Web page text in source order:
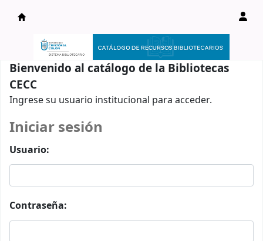
Catálogo en línea
Bienvenido al catálogo de la Bibliotecas
CECC
Ingrese su usuario institucional para acceder.
Iniciar sesión
Usuario:
Contraseña: